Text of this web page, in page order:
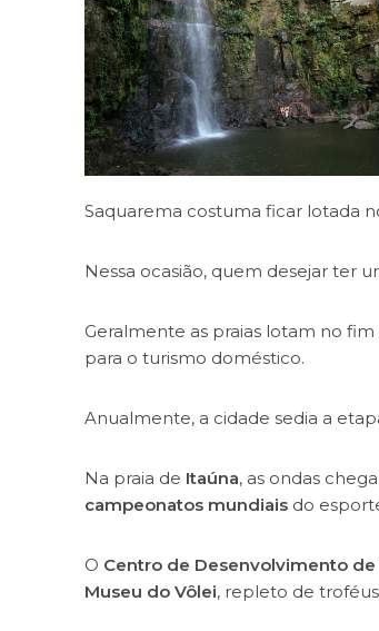
Saquarema costuma ficar lotada
Nessa ocasião, quem desejar ter
Geralmente as praias lotam no
para o turismo doméstico.
Anualmente, a cidade sedia a
Na praia de Itaúna, as ondas
campeonatos mundiais do
O Centro de Desenvolvimento de
Museu do Vôlei, repleto de